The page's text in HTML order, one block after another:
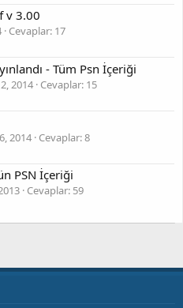
v 3.00
Cevaplar: 17
- Tüm Psn İçeriği
2014 Cevaplar: 15
2014 Cevaplar: 8
PSN İçeriği
Cevaplar: 59